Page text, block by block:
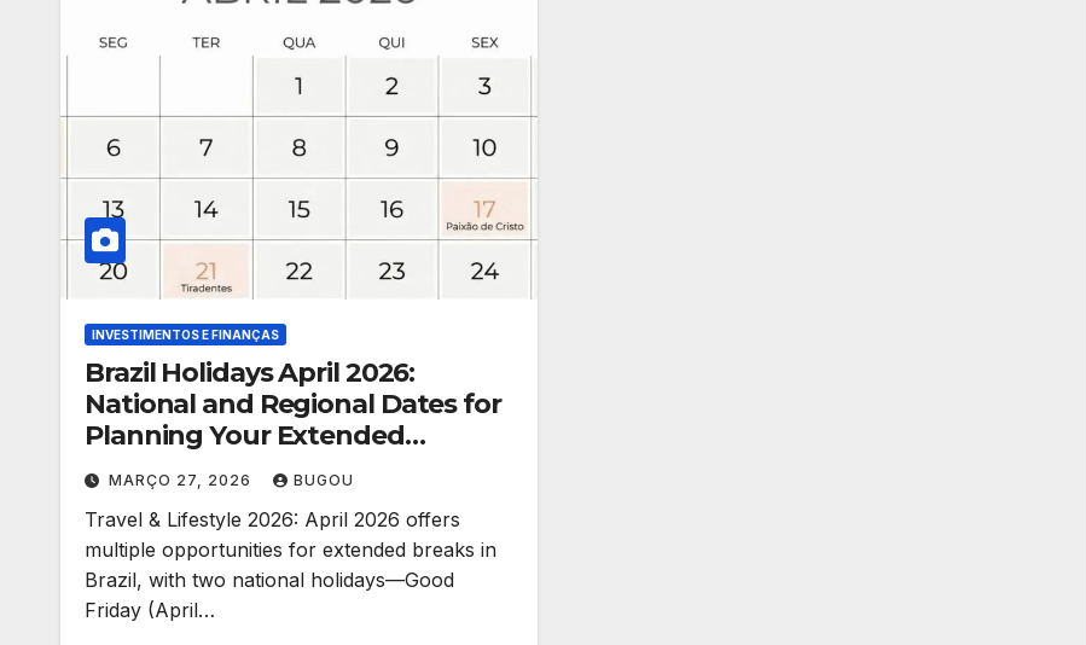
INVESTIMENTOS E FINANÇAS
Brazil Holidays April 2026:
National and Regional Dates for
Planning Your Extended
Getaways
MARÇO 27, 2026 BUGOU
Travel & Lifestyle 2026: April 2026 offers
multiple opportunities for extended breaks in
Brazil, with two national holidays—Good
Friday (April…